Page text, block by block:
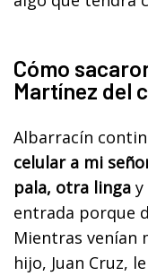
Cómo
Martínez del
Albarracín
celular a mi
pala, otra linga y
entrada porque
Mientras venían
hijo, Juan Cruz,